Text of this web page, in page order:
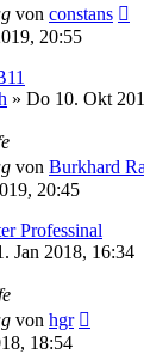
von constans
20:55
» Do 10. Okt
von Burkhard
20:45
Professinal
Jan 2018, 16:34
von hgr
18:54